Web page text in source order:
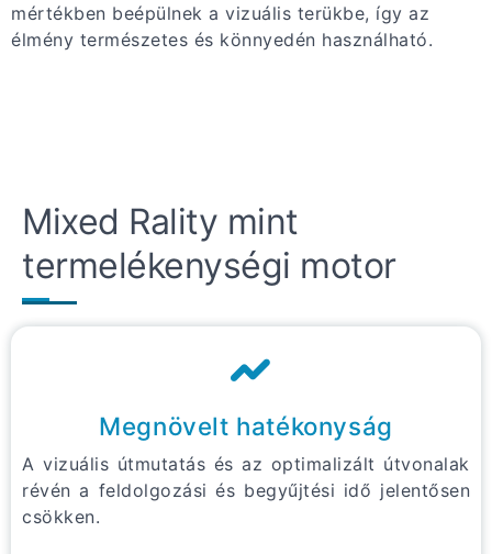
mértékben beépülnek a vizuális terükbe, így az
élmény természetes és könnyedén használható.
Mixed Rality mint
termelékenységi motor
Megnövelt hatékonyság
A vizuális útmutatás és az optimalizált útvonalak
révén a feldolgozási és begyűjtési idő jelentősen
csökken.